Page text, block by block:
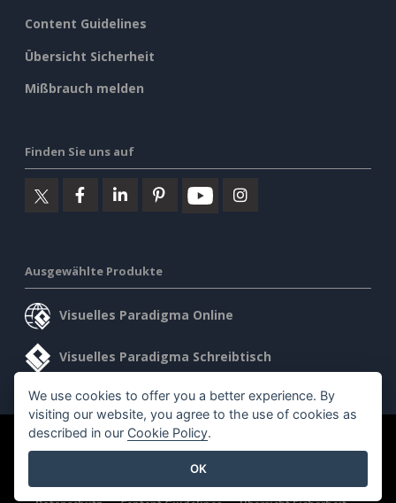
Content Guidelines
Übersicht Sicherheit
Mißbrauch melden
Finden Sie uns auf
Ausgewählte Produkte
Visuelles Paradigma Online
Visuelles Paradigma Schreibtisch
©2026 by Visual Paradigm. Alle Rechte vorbehalten.
We use cookies to offer you a better experience. By
visiting our website, you agree to the use of cookies as
described in our Cookie Policy.
OK